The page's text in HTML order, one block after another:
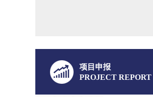
项目申报
PROJECT REPORT